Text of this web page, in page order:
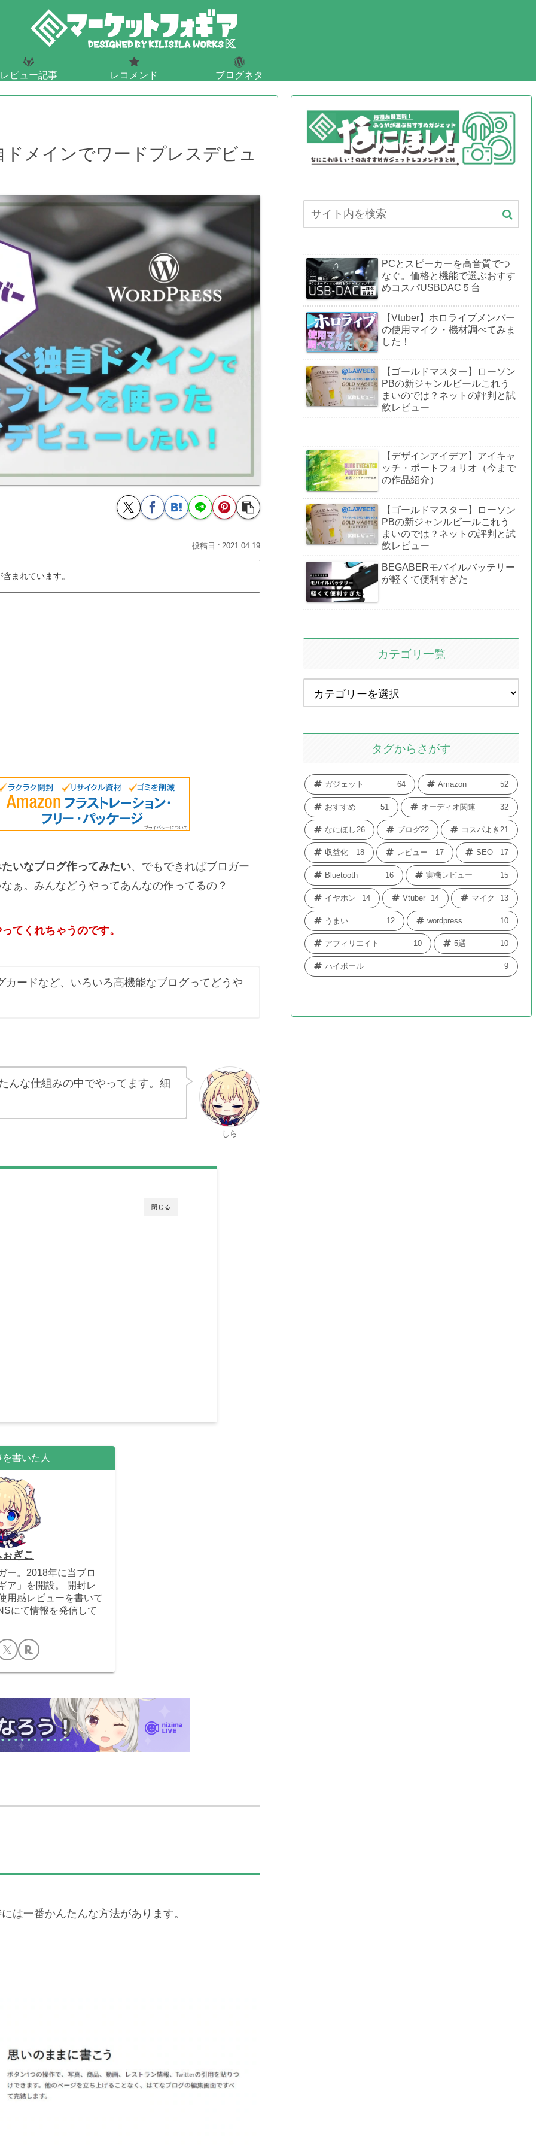
レビュー記事
ットや酒のレビュー
レコメンド
おすすめ
ブログネタ
ブログデザイン・SEO
メインでワードプレスデビュ
2021.04.19
まれています。
いなブログ作ってみたい、でもできればブロガー
ぁ。みんなどうやってあんなの作ってるの？
てくれちゃうのです。
ードなど、いろいろ高機能なブログってどうや
しら
んな仕組みの中でやってます。細
閉じる
書いた人
ぎこ
ー。2018年に当ブロ
ア」を開設。 開封レ
用感レビューを書いて
にて情報を発信して
は一番かんたんな方法があります。
PCとスピーカーを高音質でつ
なぐ。価格と機能で選ぶおすす
めコスパUSBDAC５台
【Vtuber】ホロライブメンバー
の使用マイク・機材調べてみま
した！
【ゴールドマスター】ローソン
PBの新ジャンルビールこれう
まいのでは？ネットの評判と試
飲レビュー
【デザインアイデア】アイキャ
ッチ・ポートフォリオ（今まで
の作品紹介）
【ゴールドマスター】ローソン
PBの新ジャンルビールこれう
まいのでは？ネットの評判と試
飲レビュー
BEGABERモバイルバッテリー
が軽くて便利すぎた
カテゴリ一覧
タグからさがす
ガジェット 64 Amazon 52
おすすめ 51 オーディオ関連 32
なにほし 26 ブログ22 コスパよき21
収益化 18 レビュー 17 SEO 17
Bluetooth 16 実機レビュー 15
イヤホン 14 Vtuber 14 マイク 13
うまい 12 wordpress 10
アフィリエイト 10 5選 10
ハイボール 9